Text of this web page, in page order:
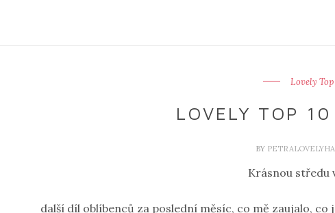
Lovely Top
LOVELY TOP
BY
Krásnou středu
další díl oblíbenců za poslední měsíc, co mě zaujalo,